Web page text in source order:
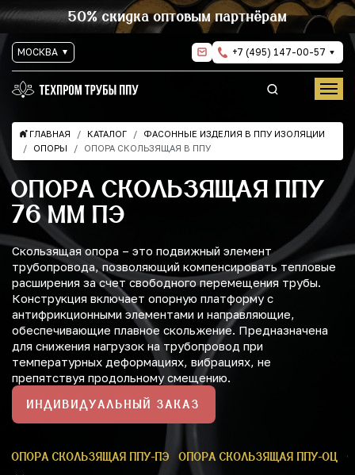
50% скидка оптовым партнёрам
МОСКВА +7 (495) 147-00-57
ГЛАВНАЯ КАТАЛОГ
ФАСОННЫЕ ИЗДЕЛИЯ В ППУ ИЗОЛЯЦИИ
ОПОРЫ
ОПОРА СКОЛЬЗЯЩАЯ В ППУ
ОПОРА СКОЛЬЗЯЩАЯ ППУ
76 ММ ПЭ
Скользящая опора – это подвижный элемент
трубопровода, позволяющий компенсировать тепловые
расширения за счет свободного перемещения трубы.
Конструкция включает опорную платформу с
антифрикционными элементами и направляющие,
обеспечивающие плавное скольжение. Предназначена
для снижения нагрузок на трубопровод при
температурных деформациях, вибрациях, не
препятствуя продольному смещению.
ИНДИВИДУАЛЬНЫЙ ЗАКАЗ
ОПОРА СКОЛЬЗЯЩАЯ ППУ-ПЭ ОПОРА СКОЛЬЗЯЩАЯ ППУ-ОЦ